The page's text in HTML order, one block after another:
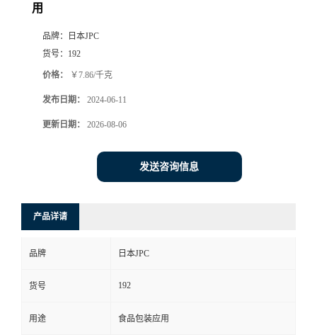
用
品牌：
日本JPC
货号： 192
价格： ￥7.86/千克
发布日期： 2024-06-11
更新日期： 2026-08-06
发送咨询信息
产品详请
品牌 日本JPC
货号 192
用途 食品包装应用